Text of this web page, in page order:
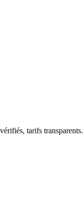
tarifs transparents.